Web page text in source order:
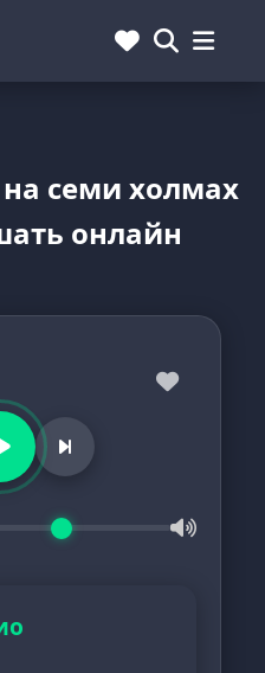
семи холмах
онлайн